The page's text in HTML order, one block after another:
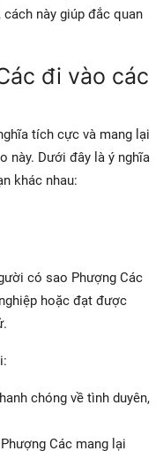
cách này giúp đắc quan
đi vào các
tích cực và mang lại
này. Dưới đây là ý nghĩa
khác nhau:
có sao Phượng Các
hoặc đạt được
chóng về tình duyên,
Các mang lại